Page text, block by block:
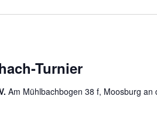
Turnier
Am Mühlbachbogen 38 f, Moosburg an